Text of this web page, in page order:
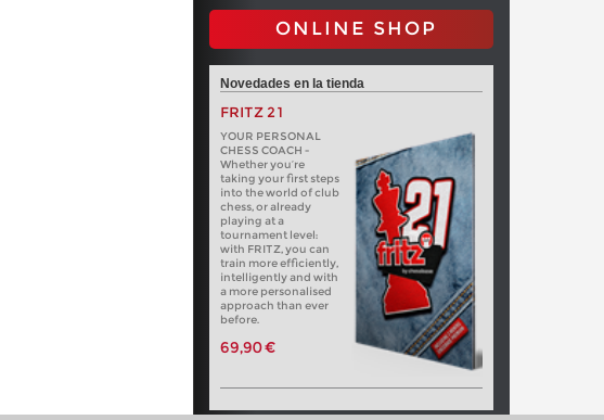
ONLINE SHOP
Novedades en la tienda
FRITZ 21
YOUR PERSONAL
CHESS COACH -
Whether you’re
taking your first steps
into the world of club
chess, or already
playing at a
tournament level:
with FRITZ, you can
train more efficiently,
intelligently and with
a more personalised
approach than ever
before.
69,90 €